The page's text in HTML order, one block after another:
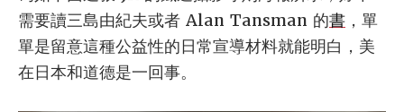
需要讀三島由紀夫或者 Alan Tansman 的書 ，單
單是留意這種公益性的日常宣導材料就能明白，美
在日本和道德是一回事。